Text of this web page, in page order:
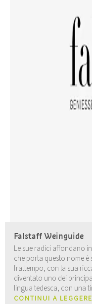
Falstaff Weinguide
Le sue radici affondano
che porta questo nome è
frattempo, con la sua
diventato uno dei
lingua tedesca, con una
copie, oltre a pubblicare
CONTINUI A LEGGERE